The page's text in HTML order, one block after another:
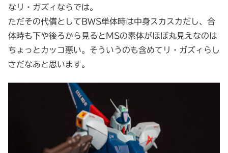
なリ・ガズィならでは。
ただその代償としてBWS単体時は中身スカスカだし、合
体時も下や後ろから見るとMSの素体がほぼ丸見えなのは
ちょっとカッコ悪い。そういうのも含めてリ・ガズィらし
さだなあと思います。